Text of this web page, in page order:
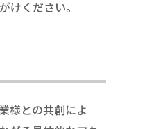
けください。
様との共創によ